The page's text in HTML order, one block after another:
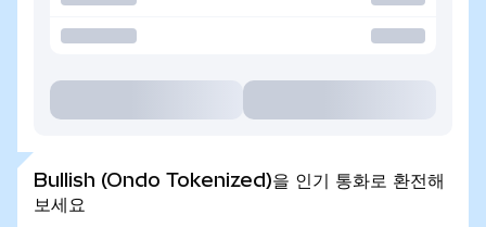
Bullish (Ondo Tokenized)을 인기 통화로 환전해
보세요